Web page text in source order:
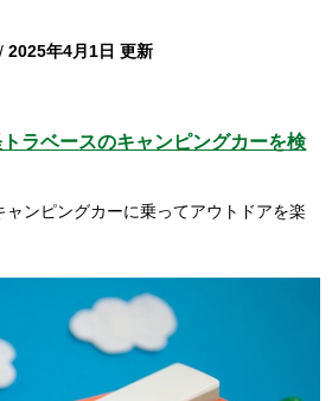
/ 2025年4月1日 更新
ラベースのキャンピングカーを検
ンピングカーに乗ってアウトドアを楽